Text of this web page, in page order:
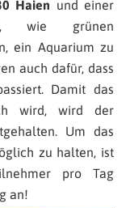
Haien und einer
wie grünen
ein Aquarium zu
auch dafür, dass
Damit das
wird, wird der
Um das
zu halten, ist
pro Tag
an!